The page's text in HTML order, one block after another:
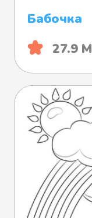
Бабочка
27.9 М